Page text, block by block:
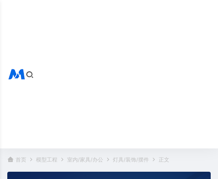
首页 模型工程 室内/家具/办公 灯具/装饰/摆件 正文